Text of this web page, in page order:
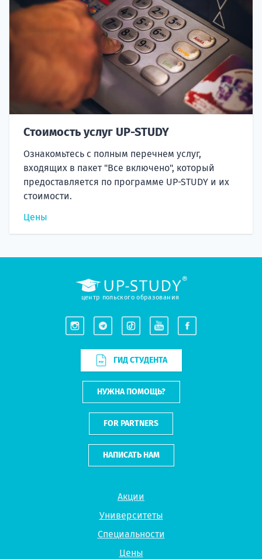
Стоимость услуг UP-STUDY
Ознакомьтесь с полным перечнем услуг,
входящих в пакет "Все включено", который
предоставляется по программе UP-STUDY и их
стоимости.
Цены
Акции
Университеты
Специальности
Цены
центр польского образования
ГИД СТУДЕНТА
НУЖНА ПОМОЩЬ?
FOR PARTNERS
НАПИСАТЬ НАМ